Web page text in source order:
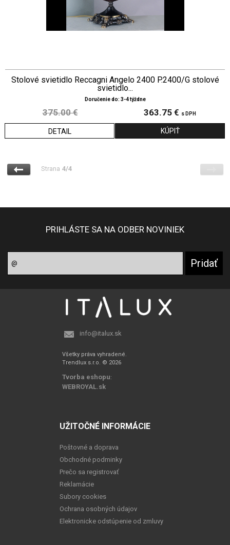
Stolové svietidlo Reccagni Angelo 2400 P.2400/G stolové
svietidlo...
Doručenie do: 3-4 týždne
375.00 € 363.75 € s DPH
DETAIL
Strana 4/4
PRIHLÁSTE SA NA ODBER NOVINIEK
info@italux.sk
Všetky práva vyhradené.
Trendlux s.r.o. © 2026
Tvorba eshopu:
WEBROYAL.sk
UŽITOČNÉ INFORMÁCIE
Poštovné a doprava
Obchodné podminky
Prečo sa registrovať
Reklamácie
Subory cookies
Ochrana osobných údajov
Elektronicke odstúpenie od zmluvy